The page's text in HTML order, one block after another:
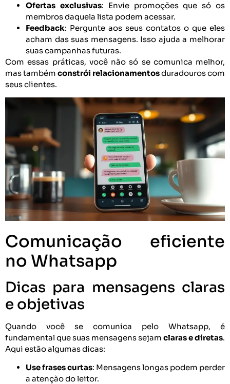
Ofertas exclusivas: Envie promoções que só os
membros daquela lista podem acessar.
Feedback: Pergunte aos seus contatos o que eles
acham das suas mensagens. Isso ajuda a melhorar
suas campanhas futuras.
Com essas práticas, você não só se comunica melhor,
mas também constrói relacionamentosduradouros com
seus clientes.
Comunicação eficiente
no Whatsapp
Dicas para mensagens claras
e objetivas
Quando você se comunica pelo Whatsapp, é
fundamental que suas mensagens sejam claras e diretas.
Aqui estão algumas dicas:
Use frases curtas: Mensagens longas podem perder
a atenção do leitor.